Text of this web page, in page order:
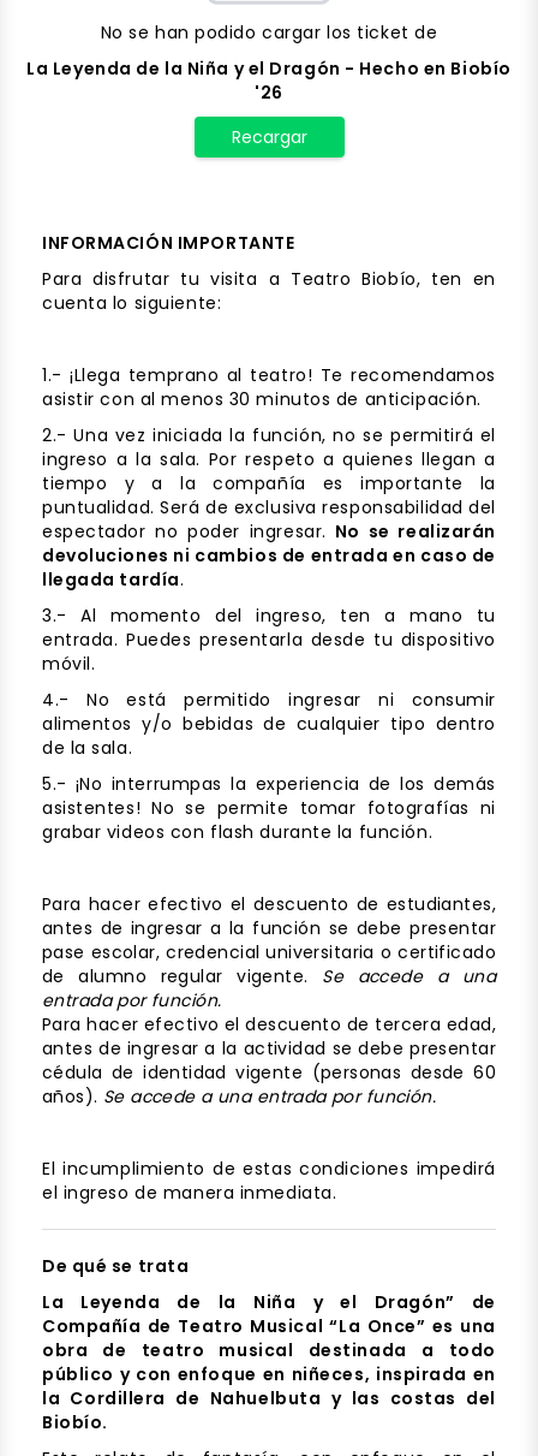
No se han podido cargar los ticket de
La Leyenda de la Niña y el Dragón - Hecho en Biobío
'26
Recargar
INFORMACIÓN IMPORTANTE
Para disfrutar tu visita a Teatro Biobío, ten en
cuenta lo siguiente:
1.- ¡Llega temprano al teatro! Te recomendamos
asistir con al menos 30 minutos de anticipación.
2.- Una vez iniciada la función, no se permitirá el
ingreso a la sala. Por respeto a quienes llegan a
tiempo y a la compañía es importante la
puntualidad. Será de exclusiva responsabilidad del
espectador no poder ingresar. No se realizarán
devoluciones ni cambios de entrada en caso de
llegada tardía.
3.- Al momento del ingreso, ten a mano tu
entrada. Puedes presentarla desde tu dispositivo
móvil.
4.- No está permitido ingresar ni consumir
alimentos y/o bebidas de cualquier tipo dentro
de la sala.
5.- ¡No interrumpas la experiencia de los demás
asistentes! No se permite tomar fotografías ni
grabar videos con flash durante la función.
Para hacer efectivo el descuento de estudiantes,
antes de ingresar a la función se debe presentar
pase escolar, credencial universitaria o certificado
de alumno regular vigente. Se accede a una
entrada por función.
Para hacer efectivo el descuento de tercera edad,
antes de ingresar a la actividad se debe presentar
cédula de identidad vigente (personas desde 60
años). Se accede a una entrada por función.
El incumplimiento de estas condiciones impedirá
el ingreso de manera inmediata.
De qué se trata
La Leyenda de la Niña y el Dragón” de
Compañía de Teatro Musical “La Once” es una
obra de teatro musical destinada a todo
público y con enfoque en niñeces, inspirada en
la Cordillera de Nahuelbuta y las costas del
Biobío.